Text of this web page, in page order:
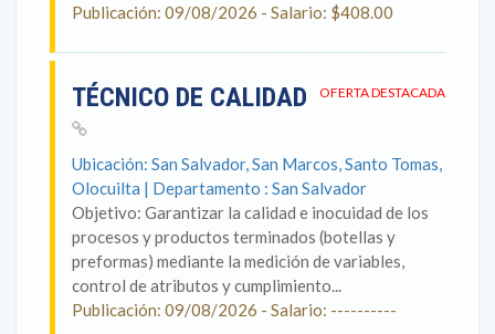
Publicación: 09/08/2026 - Salario: $408.00
OFERTA DESTACADA
TÉCNICO DE CALIDAD
Ubicación: San Salvador, San Marcos, Santo Tomas,
Olocuilta | Departamento : San Salvador
Objetivo: Garantizar la calidad e inocuidad de los
procesos y productos terminados (botellas y
preformas) mediante la medición de variables,
control de atributos y cumplimiento...
Publicación: 09/08/2026 - Salario: ----------